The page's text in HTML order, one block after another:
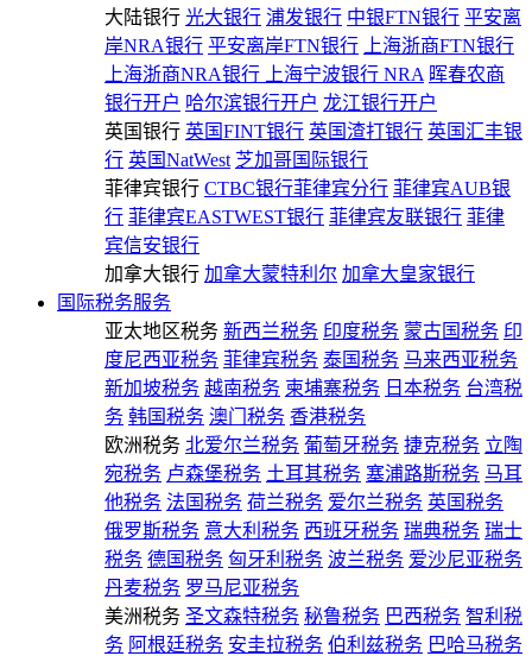
大陆银行 光大银行 浦发银行 中银FTN银行 平安离
岸NRA银行 平安离岸FTN银行
上海浙商FTN银行
上海浙商NRA银行
上海宁波银行 NRA 晖春农商
银行开户 哈尔滨银行开户 龙江银行开户
英国银行 英国FINT银行 英国渣打银行 英国汇丰银
行 英国NatWest 芝加哥国际银行
菲律宾银行 CTBC银行菲律宾分行 菲律宾AUB银
行 菲律宾EASTWEST银行 菲律宾友联银行 菲律
宾信安银行
加拿大银行 加拿大蒙特利尔 加拿大皇家银行
国际税务服务
亚太地区税务 新西兰税务 印度税务 蒙古国税务 印
度尼西亚税务 菲律宾税务 泰国税务 马来西亚税务
新加坡税务 越南税务 柬埔寨税务 日本税务 台湾税
务 韩国税务 澳门税务 香港税务
欧洲税务 北爱尔兰税务 葡萄牙税务 捷克税务 立陶
宛税务 卢森堡税务 土耳其税务 塞浦路斯税务 马耳
他税务 法国税务 荷兰税务 爱尔兰税务 英国税务
俄罗斯税务 意大利税务 西班牙税务 瑞典税务 瑞士
税务 德国税务 匈牙利税务 波兰税务 爱沙尼亚税务
丹麦税务 罗马尼亚税务
美洲税务 圣文森特税务 秘鲁税务 巴西税务 智利税
务 阿根廷税务 安圭拉税务 伯利兹税务 巴哈马税务